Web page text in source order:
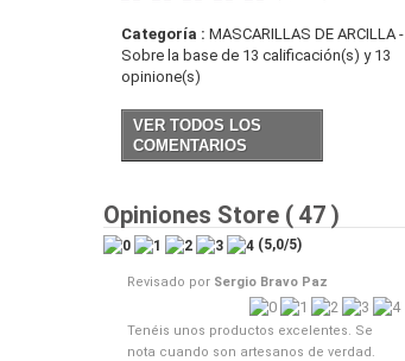
Categoría : MASCARILLAS DE ARCILLA-
Sobre la base de 13 calificación(s) y 13
opinione(s)
VER TODOS LOS
COMENTARIOS
Opiniones Store ( 47 )
(5,0/5)
Revisado por Sergio Bravo Paz
Tenéis unos productos excelentes. Se
nota cuando son artesanos de verdad.